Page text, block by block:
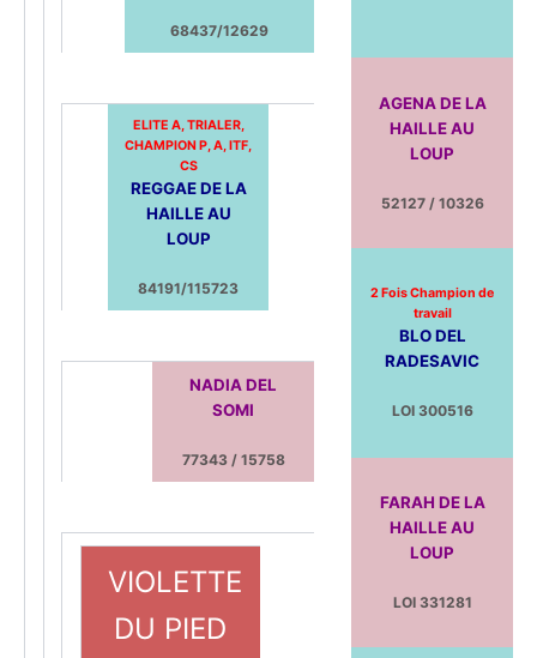
68437/12629
ELITE A, TRIALER,
CHAMPION P, A, ITF,
CS
REGGAE DE LA
HAILLE AU
LOUP
84191/115723
NADIA DEL
SOMI
77343 / 15758
VIOLETTE
DU PIED
AGENA DE LA
HAILLE AU
LOUP
52127 / 10326
2 Fois Champion de
travail
BLO DEL
RADESAVIC
LOI 300516
FARAH DE LA
HAILLE AU
LOUP
LOI 331281